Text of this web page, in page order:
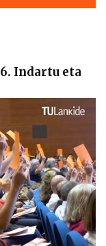
Indartu eta